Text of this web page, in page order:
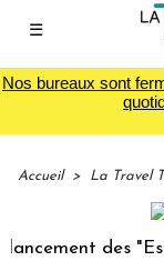
☰
Nos bureaux sont
Accueil > La Travel
des "Escales